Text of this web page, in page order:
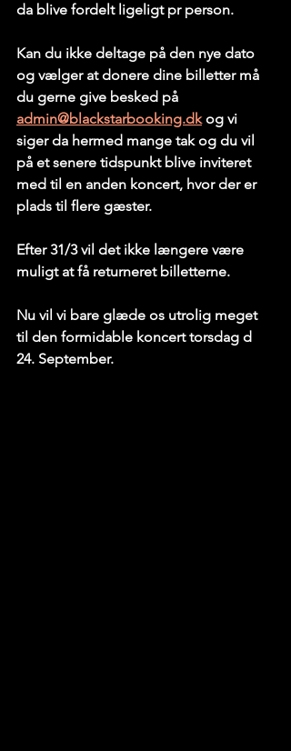
da blive fordelt ligeligt pr person.
Kan du ikke deltage på den nye dato
og vælger at donere dine billetter må
du gerne give besked på
admin@blackstarbooking.dk og vi
siger da hermed mange tak og du vil
på et senere tidspunkt blive inviteret
med til en anden koncert, hvor der er
plads til flere gæster.
Efter 31/3 vil det ikke længere være
muligt at få returneret billetterne.
Nu vil vi bare glæde os utrolig meget
til den formidable koncert torsdag d
24. September.